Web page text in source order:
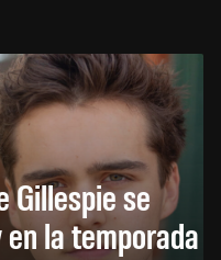
Gillespie se
la temporada